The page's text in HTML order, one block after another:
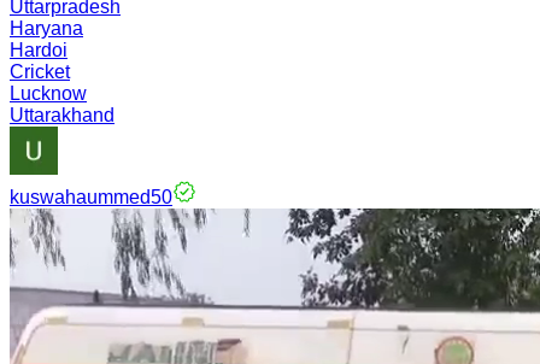
Uttarpradesh
Haryana
Hardoi
Cricket
Lucknow
Uttarakhand
kuswahaummed50